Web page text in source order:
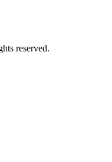
reserved.